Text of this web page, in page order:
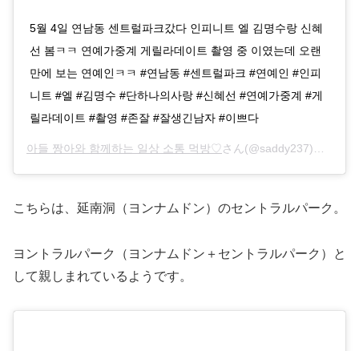
5월 4일 연남동 센트럴파크갔다 인피니트 엘 김명수랑 신혜
선 봄ㅋㅋ 연예가중계 게릴라데이트 촬영 중 이였는데 오랜
만에 보는 연예인ㅋㅋ #연남동 #센트럴파크 #연예인 #인피
니트 #엘 #김명수 #단하나의사랑 #신혜선 #연예가중계 #게
릴라데이트 #촬영 #존잘 #잘생긴남자 #이쁘다
아들 짱아와 함께하는 일상 소통 먹방♡さん(@saddy237)がシェアした投稿 –
こちらは、延南洞（ヨンナムドン）のセントラルパーク。
ヨントラルパーク（ヨンナムドン＋セントラルパーク）と
して親しまれているようです。